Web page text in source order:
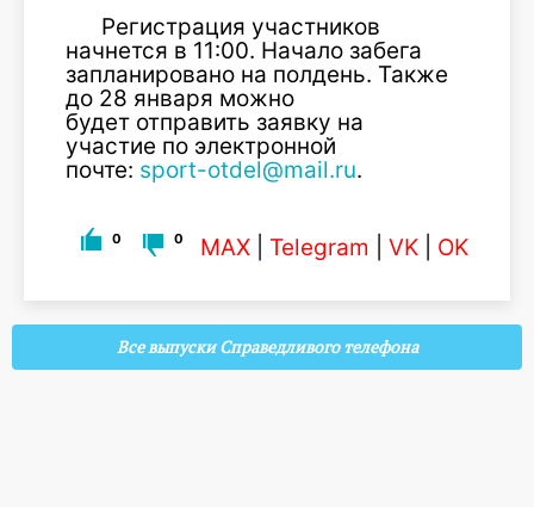
Регистрация участников
начнется в 11:00. Начало забега
запланировано на полдень. Также
до 28 января можно
будет отправить заявку на
участие по электронной
почте: sport-otdel@mail.ru.
0 0 MAX Telegram VK OK
Все выпуски Справедливого телефона